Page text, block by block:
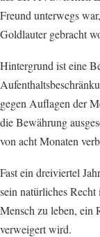
Freund unterwegs
Goldlauter gebracht
Hintergrund ist eine
gegen Auflagen der
die Bewährung
von acht Monaten
Fast ein dreiviertel
sein natürliches
Mensch zu leben, ein
verweigert wird.